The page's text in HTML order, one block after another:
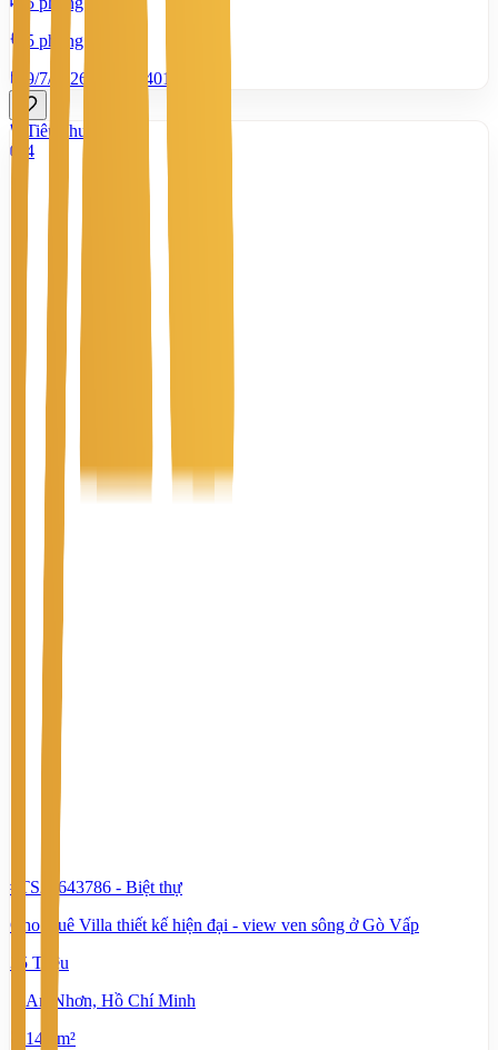
5 phòng tắm
9/7/2026
1.401
Tiêu chuẩn
4
#TS28643786 - Biệt thự
Cho thuê Villa thiết kế hiện đại - view ven sông ở Gò Vấp
35 Triệu
An Nhơn, Hồ Chí Minh
140 m²